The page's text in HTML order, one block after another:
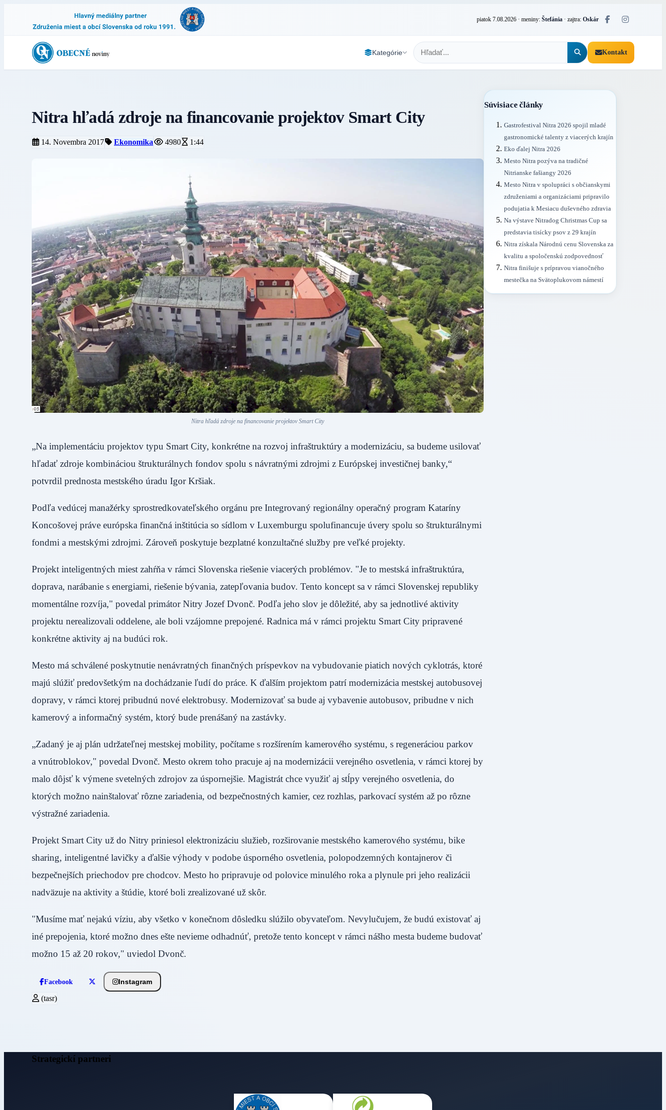
piatok 7.08.2026 · meniny: Štefánia · zajtra: Oskár
Kategórie Kontakt
Nitra hľadá zdroje na financovanie projektov Smart City
14. Novembra 2017 Ekonomika 4980 1:44
Nitra hľadá zdroje na financovanie projektov Smart City
„Na implementáciu projektov typu Smart City, konkrétne na rozvoj infraštruktúry a modernizáciu, sa budeme usilovať
hľadať zdroje kombináciou štrukturálnych fondov spolu s návratnými zdrojmi z Európskej investičnej banky,“
potvrdil prednosta mestského úradu Igor Kršiak.
Podľa vedúcej manažérky sprostredkovateľského orgánu pre Integrovaný regionálny operačný program Kataríny
Koncošovej práve európska finančná inštitúcia so sídlom v Luxemburgu spolufinancuje úvery spolu so štrukturálnymi
fondmi a mestskými zdrojmi. Zároveň poskytuje bezplatné konzultačné služby pre veľké projekty.
Projekt inteligentných miest zahŕňa v rámci Slovenska riešenie viacerých problémov. "Je to mestská infraštruktúra,
doprava, narábanie s energiami, riešenie bývania, zatepľovania budov. Tento koncept sa v rámci Slovenskej republiky
momentálne rozvíja," povedal primátor Nitry Jozef Dvonč. Podľa jeho slov je dôležité, aby sa jednotlivé aktivity
projektu nerealizovali oddelene, ale boli vzájomne prepojené. Radnica má v rámci projektu Smart City pripravené
konkrétne aktivity aj na budúci rok.
Mesto má schválené poskytnutie nenávratných finančných príspevkov na vybudovanie piatich nových cyklotrás, ktoré
majú slúžiť predovšetkým na dochádzanie ľudí do práce. K ďalším projektom patrí modernizácia mestskej autobusovej
dopravy, v rámci ktorej pribudnú nové elektrobusy. Modernizovať sa bude aj vybavenie autobusov, pribudne v nich
kamerový a informačný systém, ktorý bude prenášaný na zastávky.
„Zadaný je aj plán udržateľnej mestskej mobility, počítame s rozšírením kamerového systému, s regeneráciou parkov
a vnútroblokov," povedal Dvonč. Mesto okrem toho pracuje aj na modernizácii verejného osvetlenia, v rámci ktorej by
malo dôjsť k výmene svetelných zdrojov za úspornejšie. Magistrát chce využiť aj stĺpy verejného osvetlenia, do
ktorých možno nainštalovať rôzne zariadenia, od bezpečnostných kamier, cez rozhlas, parkovací systém až po rôzne
výstražné zariadenia.
Projekt Smart City už do Nitry priniesol elektronizáciu služieb, rozširovanie mestského kamerového systému, bike
sharing, inteligentné lavičky a ďalšie výhody v podobe úsporného osvetlenia, polopodzemných kontajnerov či
bezpečnejších priechodov pre chodcov. Mesto ho pripravuje od polovice minulého roka a plynule pri jeho realizácii
nadväzuje na aktivity a štúdie, ktoré boli zrealizované už skôr.
"Musíme mať nejakú víziu, aby všetko v konečnom dôsledku slúžilo obyvateľom. Nevylučujem, že budú existovať aj
iné prepojenia, ktoré možno dnes ešte nevieme odhadnúť, pretože tento koncept v rámci nášho mesta budeme budovať
možno 15 až 20 rokov," uviedol Dvonč.
Facebook Instagram
(tasr)
Súvisiace články
Gastrofestival Nitra 2026 spojil mladé
gastronomické talenty z viacerých krajín
Eko ďalej Nitra 2026
Mesto Nitra pozýva na tradičné
Nitrianske fašiangy 2026
Mesto Nitra v spolupráci s občianskymi
združeniami a organizáciami pripravilo
podujatia k Mesiacu duševného zdravia
Na výstave Nitradog Christmas Cup sa
predstavia tisícky psov z 29 krajín
Nitra získala Národnú cenu Slovenska za
kvalitu a spoločenskú zodpovednosť
Nitra finišuje s prípravou vianočného
mestečka na Svätoplukovom námestí
Strategickí partneri